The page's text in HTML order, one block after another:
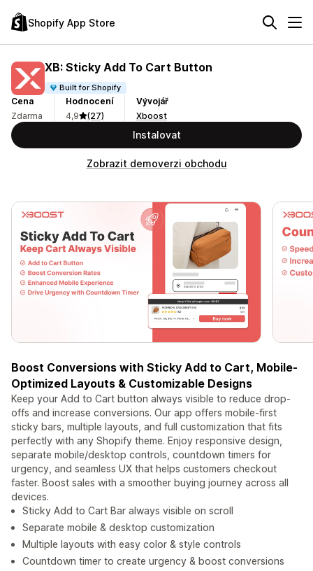
Shopify App Store
XB: Sticky Add To Cart Button
Built for Shopify
Cena
Zdarma
Hodnocení
4,9
(27)
Vývojář
Xboost
Instalovat
Zobrazit demoverzi obchodu
Boost Conversions with Sticky Add to Cart, Mobile-
Optimized Layouts & Customizable Designs
Keep your Add to Cart button always visible to reduce drop-
offs and increase conversions. Our app offers mobile-first
sticky bars, multiple layouts, and full customization that fits
perfectly with any Shopify theme. Enjoy responsive design,
separate mobile/desktop controls, countdown timers for
urgency, and seamless UX that helps customers checkout
faster. Boost sales with a smoother buying journey across all
devices.
Sticky Add to Cart Bar always visible on scroll
Separate mobile & desktop customization
Multiple layouts with easy color & style controls
Countdown timer to create urgency & boost conversions